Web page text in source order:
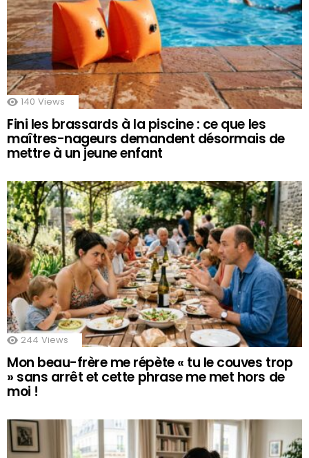
140 Views
Fini les brassards à la piscine : ce que les
maîtres-nageurs demandent désormais de
mettre à un jeune enfant
244 Views
Mon beau-frère me répète « tu le couves trop
» sans arrêt et cette phrase me met hors de
moi !